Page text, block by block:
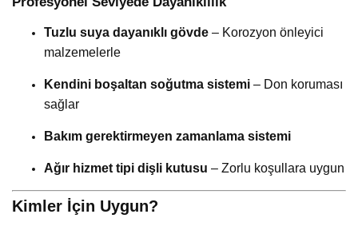
Tuzlu suya dayanıklı gövde – Korozyon önleyici
malzemelerle
Kendini boşaltan soğutma sistemi – Don koruması
sağlar
Bakım gerektirmeyen zamanlama sistemi
Ağır hizmet tipi dişli kutusu – Zorlu koşullara uygun
Kimler İçin Uygun?